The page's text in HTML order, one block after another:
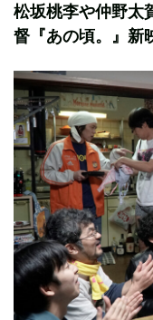
松坂桃李や仲野
督『あの頃。』新